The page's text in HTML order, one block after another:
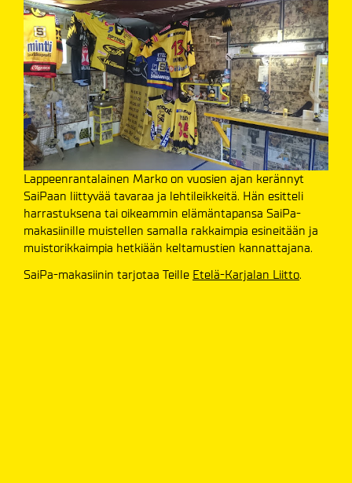
Lappeenrantalainen Marko on vuosien ajan kerännyt
SaiPaan liittyvää tavaraa ja lehtileikkeitä. Hän esitteli
harrastuksena tai oikeammin elämäntapansa SaiPa-
makasiinille muistellen samalla rakkaimpia esineitään ja
muistorikkaimpia hetkiään keltamustien kannattajana.
SaiPa-makasiinin tarjotaa Teille Etelä-Karjalan Liitto.